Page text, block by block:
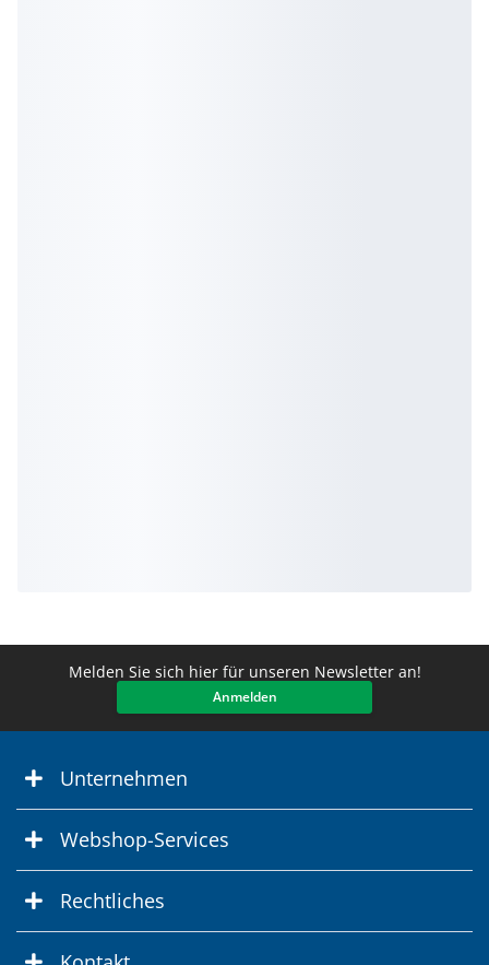
Melden Sie sich hier für unseren Newsletter an!
Anmelden
Unternehmen
Webshop-Services
Rechtliches